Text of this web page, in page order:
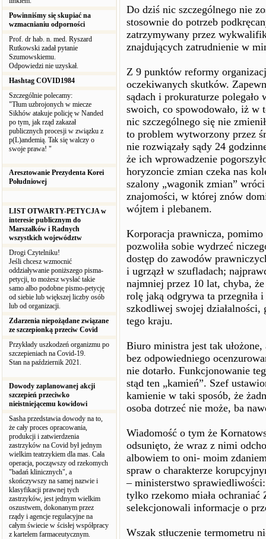
Powinniśmy się skupiać na
wzmacnianiu odporności
Prof. dr hab. n. med. Ryszard
Rutkowski zadał pytanie
Szumowskiemu.
Odpowiedzi nie uzyskał.
Hashtag COVID1984
Szczególnie polecamy:
"Tłum uzbrojonych w miecze
Sikhów atakuje policję w Nanded
po tym, jak rząd zakazał
publicznych procesji w związku z
p(L)andemią. Tak się walczy o
swoje prawa! "
Aresztowanie Prezydenta Korei
Południowej
LIST OTWARTY-PETYCJA w
interesie publicznym do
Marszałków i Radnych
wszystkich województw
Drogi Czytelniku!
Jeśli chcesz wzmocnić
oddziaływanie poniższego pisma-
petycji, to możesz wysłać takie
samo albo podobne pismo-petycję
od siebie lub większej liczby osób
lub od organizacji.
Zdarzenia niepożądane związane
ze szczepionką przeciw Covid
Przykłady uszkodzeń organizmu po
szczepieniach na Covid-19.
Stan na październik 2021.
Dowody zaplanowanej akcji
szczepień przeciwko
nieistniejącemu kowidowi
Sasha przedstawia dowody na to,
że cały proces opracowania,
produkcji i zatwierdzenia
zastrzyków na Covid był jednym
wielkim teatrzykiem dla mas. Cała
operacja, począwszy od rzekomych
"badań klinicznych", a
skończywszy na samej nazwie i
klasyfikacji prawnej tych
zastrzyków, jest jednym wielkim
oszustwem, dokonanym przez
rządy i agencje regulacyjne na
całym świecie w ścisłej współpracy
z kartelem farmaceutycznym.
Do dziś nic szczególnego nie
stosownie do potrzeb
zatrzymywany przez
znajdujących zatrudnienie w
Z 9 punktów reformy
oczekiwanych skutków.
sądach i prokuraturze
swoich, co spowodowało, iż w
nic szczególnego się nie
to problem wytworzony przez
nie rozwiązały sądy 24
że ich wprowadzenie
horyzoncie zmian czeka nas
szalony „wagonik zmian”
znajomości, w której znów
wójtem i plebanem.
Korporacja prawnicza,
pozwoliła sobie wydrzeć
dostęp do zawodów
i ugrzązł w szufladach;
najmniej przez 10 lat, chyba,
rolę jaką odgrywa ta przegniła
szkodliwej swojej działalności,
tego kraju.
Biuro ministra jest tak
bez odpowiedniego
nie dotarło. Funkcjonowanie
stąd ten „kamień”. Szef
kamienie w taki sposób, że
osoba dotrzeć nie może, ba
Wiadomość o tym że
odsunięto, że wraz z nimi
albowiem to oni- moim
spraw o charakterze
– ministerstwo
tylko rzekomo miała
selekcjonowali informacje o
Wszak stłuczenie termometru